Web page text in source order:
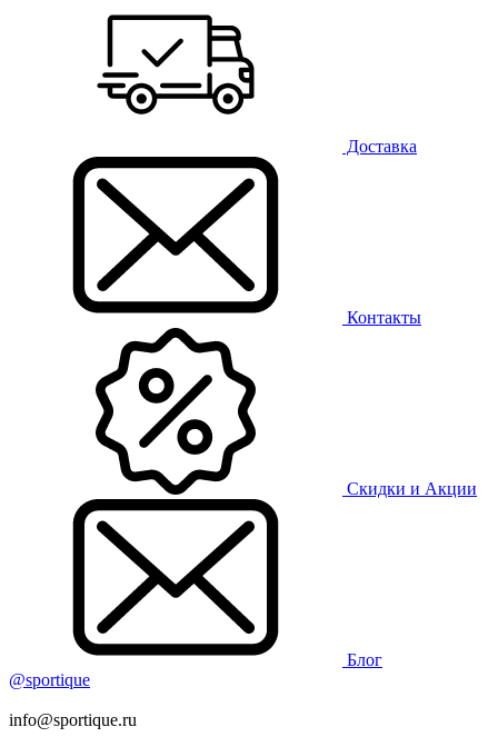
Доставка
Контакты
Скидки и Акции
Блог
@sportique
info@sportique.ru